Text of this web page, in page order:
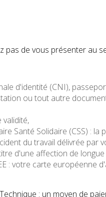
pas de vous présenter au
d'identité (CNI),
ou tout autre
Santé Solidaire (CSS) : la
du travail délivrée par
d'une affection de
: votre carte européenne
: un moyen de